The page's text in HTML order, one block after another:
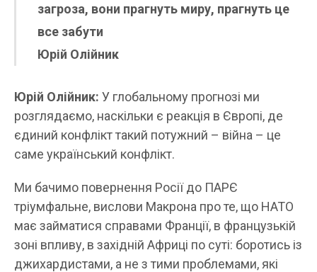
загроза, вони прагнуть миру, прагнуть це
все забути
Юрій Олійник
Юрій Олійник: У глобальному прогнозі ми
розглядаємо, наскільки є реакція в Європі, де
єдиний конфлікт такий потужний – війна – це
саме український конфлікт.
Ми бачимо повернення Росії до ПАРЄ
тріумфальне, вислови Макрона про те, що НАТО
має займатися справами Франції, в французькій
зоні впливу, в західній Африці по суті: боротись із
джихардистами, а не з тими проблемами, які